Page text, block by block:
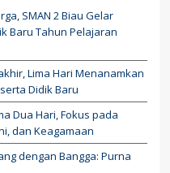
SMAN 2 Biau Gelar
Baru Tahun Pelajaran
Lima Hari Menanamkan
Didik Baru
Dua Hari, Fokus pada
dan Keagamaan
dengan Bangga: Purna